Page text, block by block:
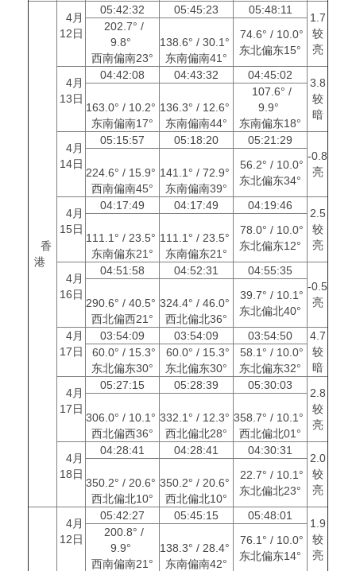
香
港
4月
12日
05:42:32 05:45:23 05:48:11
1.7
较
亮
202.7° /
9.8°
西南偏南23°
138.6° / 30.1°
东南偏南41°
74.6° / 10.0°
东北偏东15°
4月
13日
04:42:08 04:43:32 04:45:02
3.8
较
暗
163.0° / 10.2°
东南偏南17°
136.3° / 12.6°
东南偏南44°
107.6° /
9.9°
东南偏东18°
4月
14日
05:15:57 05:18:20
05:21:29
-0.8
亮
224.6° / 15.9°
西南偏南45°
141.1° / 72.9°
东南偏南39°
56.2° / 10.0°
东北偏东34°
4月
15日
04:17:49 04:17:49 04:19:46
2.5
较
亮
111.1° / 23.5°
东南偏东21°
111.1° / 23.5°
东南偏东21°
78.0° / 10.0°
东北偏东12°
4月
16日
04:51:58 04:52:31
04:55:35
-0.5
亮
290.6° / 40.5°
西北偏西21°
324.4° / 46.0°
西北偏北36°
39.7° / 10.1°
东北偏北40°
4月
17日
03:54:09 03:54:09 03:54:50
4.7
较
暗
60.0° / 15.3°
东北偏东30°
60.0° / 15.3°
东北偏东30°
58.1° / 10.0°
东北偏东32°
4月
17日
05:27:15 05:28:39 05:30:03
2.8
较
亮
306.0° / 10.1°
西北偏西36°
332.1° / 12.3°
西北偏北28°
358.7° / 10.1°
西北偏北01°
4月
18日
04:28:41 04:28:41 04:30:31
2.0
较
亮
350.2° / 20.6°
西北偏北10°
350.2° / 20.6°
西北偏北10°
22.7° / 10.1°
东北偏北23°
4月
12日
05:42:27 05:45:15 05:48:01
1.9
较
亮
200.8° /
9.9°
西南偏南21°
138.3° / 28.4°
东南偏南42°
76.1° / 10.0°
东北偏东14°